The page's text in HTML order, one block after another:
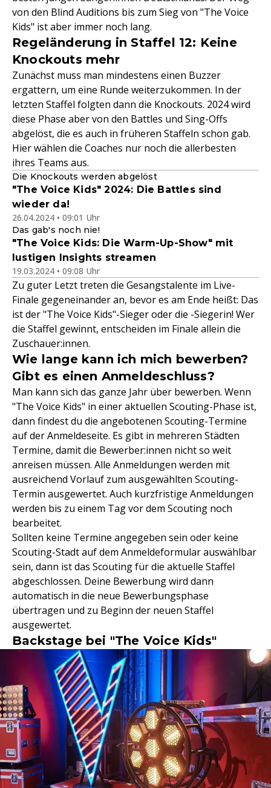
von den Blind Auditions bis zum Sieg von "The Voice
Kids" ist aber immer noch lang.
Regeländerung in Staffel 12: Keine
Knockouts mehr
Zunächst muss man mindestens einen Buzzer
ergattern, um eine Runde weiterzukommen. In der
letzten Staffel folgten dann die Knockouts. 2024 wird
diese Phase aber von den Battles und Sing-Offs
abgelöst, die es auch in früheren Staffeln schon gab.
Hier wählen die Coaches nur noch die allerbesten
ihres Teams aus.
Die Knockouts werden abgelöst
"The Voice Kids" 2024: Die Battles sind
wieder da!
26.04.2024 • 09:01 Uhr
Das gab's noch nie!
"The Voice Kids: Die Warm-Up-Show" mit
lustigen Insights streamen
19.03.2024 • 09:08 Uhr
Zu guter Letzt treten die Gesangstalente im Live-
Finale gegeneinander an, bevor es am Ende heißt: Das
ist der "The Voice Kids"-Sieger oder die -Siegerin! Wer
die Staffel gewinnt, entscheiden im Finale allein die
Zuschauer:innen.
Wie lange kann ich mich bewerben?
Gibt es einen Anmeldeschluss?
Man kann sich das ganze Jahr über bewerben. Wenn
"The Voice Kids" in einer aktuellen Scouting-Phase ist,
dann findest du die angebotenen Scouting-Termine
auf der Anmeldeseite. Es gibt in mehreren Städten
Termine, damit die Bewerber:innen nicht so weit
anreisen müssen. Alle Anmeldungen werden mit
ausreichend Vorlauf zum ausgewählten Scouting-
Termin ausgewertet. Auch kurzfristige Anmeldungen
werden bis zu einem Tag vor dem Scouting noch
bearbeitet.
Sollten keine Termine angegeben sein oder keine
Scouting-Stadt auf dem Anmeldeformular auswählbar
sein, dann ist das Scouting für die aktuelle Staffel
abgeschlossen. Deine Bewerbung wird dann
automatisch in die neue Bewerbungsphase
übertragen und zu Beginn der neuen Staffel
ausgewertet.
Backstage bei "The Voice Kids"